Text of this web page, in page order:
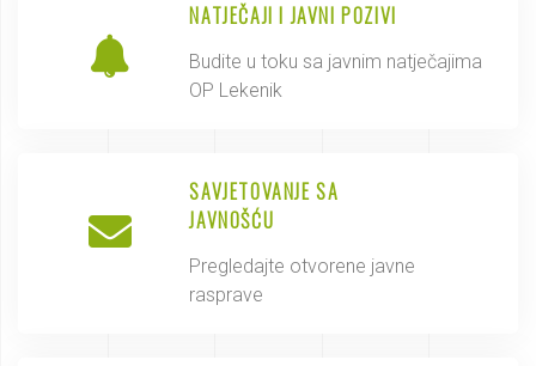
NATJEČAJI I JAVNI POZIVI
Budite u toku sa javnim natječajima
OP Lekenik
SAVJETOVANJE SA
JAVNOŠĆU
Pregledajte otvorene javne
rasprave